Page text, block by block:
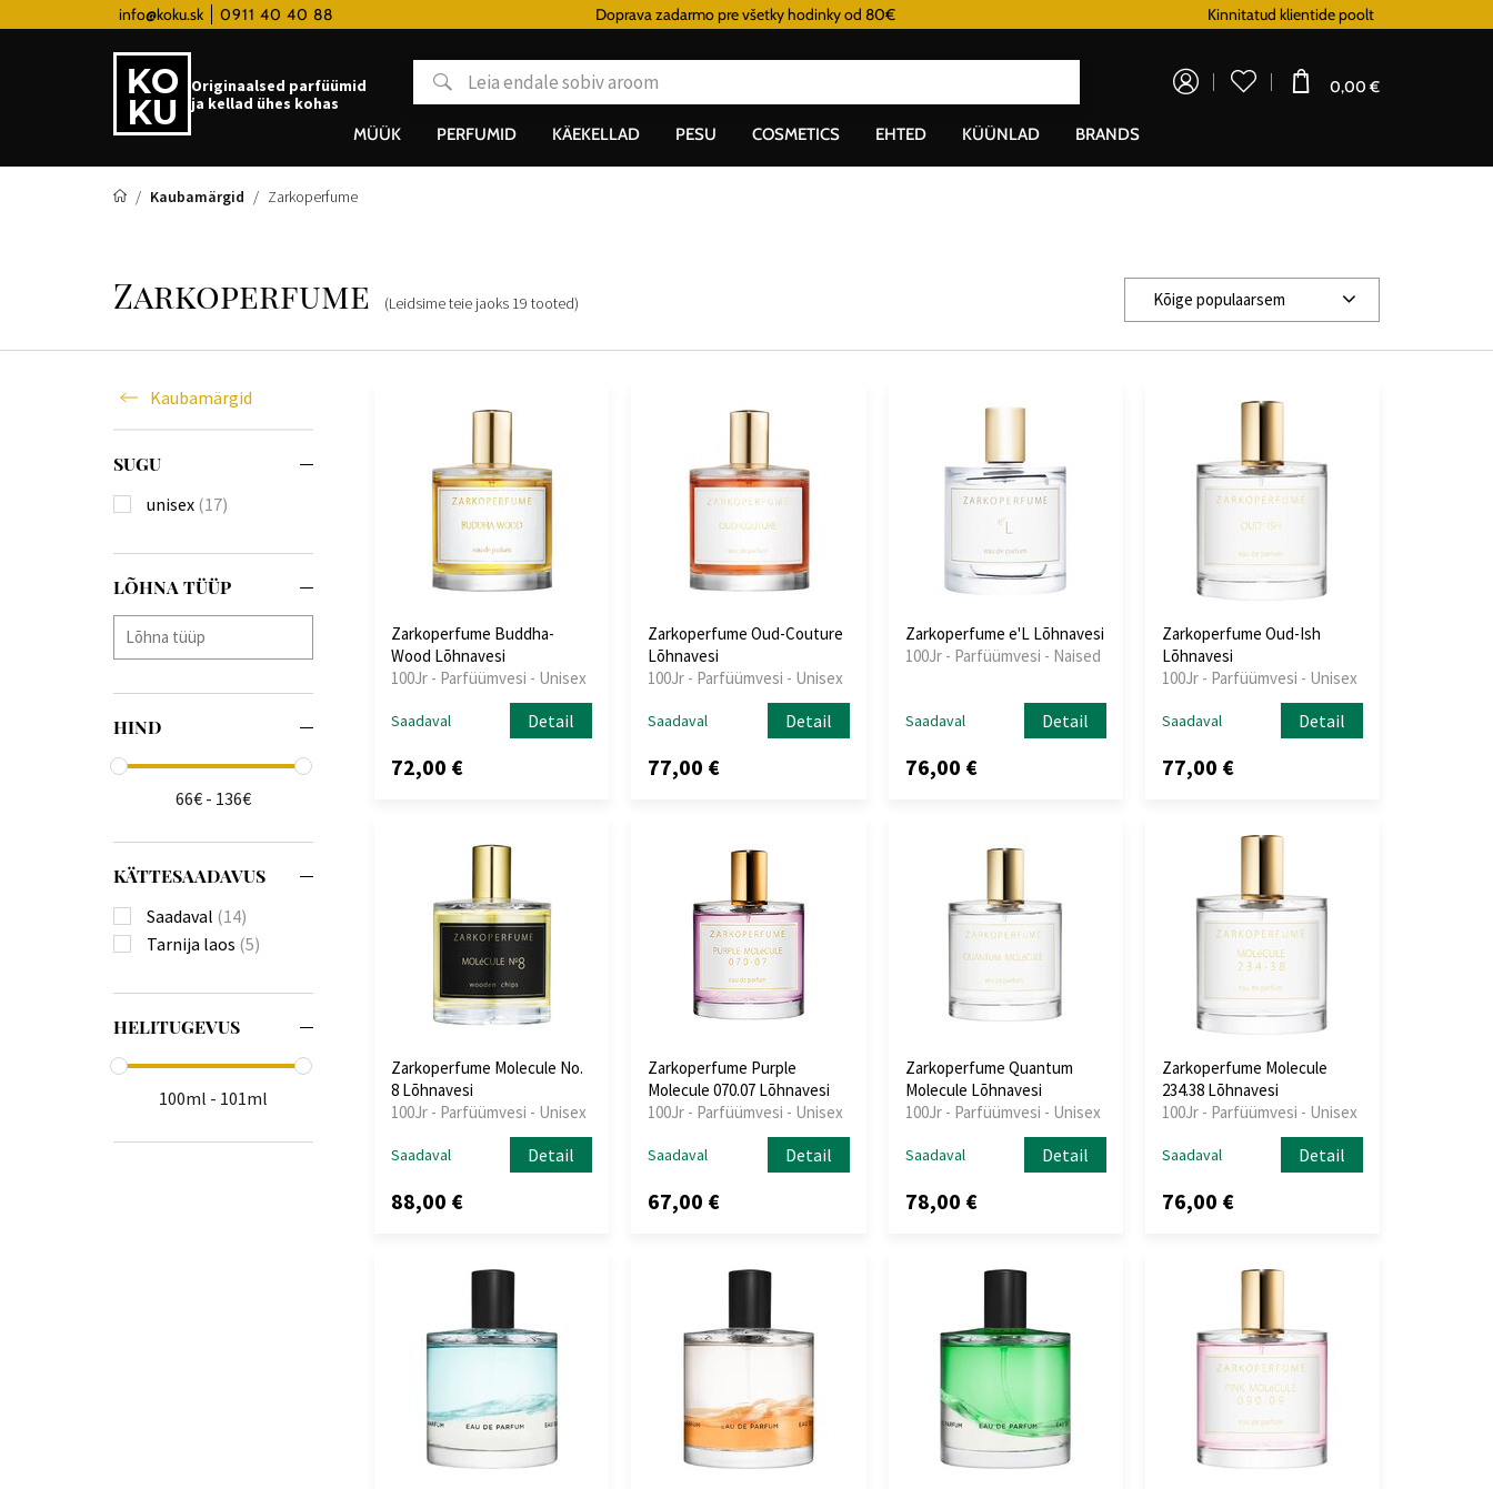
info@koku.sk 0911 40 40 88Lojaalsusprogramm Doprava zadarmo pre všetky hodinky od 80€ Kinnitatud klientide poolt
Originaalsed parfüümid
ja kellad ühes kohas
0,00 €
MÜÜK PERFUMID KÄEKELLAD PESU COSMETICS EHTED KÜÜNLAD BRANDS
Kaubamärgid Zarkoperfume
Zarkoperfume (Leidsime teie jaoks 19 tooted) Kõige populaarsem
Kaubamärgid
SUGU
unisex (17)
LÕHNA TÜÜP
HIND
66€ - 136€
KÄTTESAADAVUS
Saadaval (14)
Tarnija laos (5)
HELITUGEVUS
100ml - 101ml
Zarkoperfume Buddha-
Wood Lõhnavesi
100Jr - Parfüümvesi - Unisex
Saadaval Detail
72,00 €
Zarkoperfume Oud-Couture
Lõhnavesi
100Jr - Parfüümvesi - Unisex
Saadaval Detail
77,00 €
Zarkoperfume e'L Lõhnavesi
100Jr - Parfüümvesi - Naised
Saadaval Detail
76,00 €
Zarkoperfume Oud-Ish
Lõhnavesi
100Jr - Parfüümvesi - Unisex
Saadaval Detail
77,00 €
Zarkoperfume Molecule No.
8 Lõhnavesi
100Jr - Parfüümvesi - Unisex
Saadaval Detail
88,00 €
Zarkoperfume Purple
Molecule 070.07 Lõhnavesi
100Jr - Parfüümvesi - Unisex
Saadaval Detail
67,00 €
Zarkoperfume Quantum
Molecule Lõhnavesi
100Jr - Parfüümvesi - Unisex
Saadaval Detail
78,00 €
Zarkoperfume Molecule
234.38 Lõhnavesi
100Jr - Parfüümvesi - Unisex
Saadaval Detail
76,00 €